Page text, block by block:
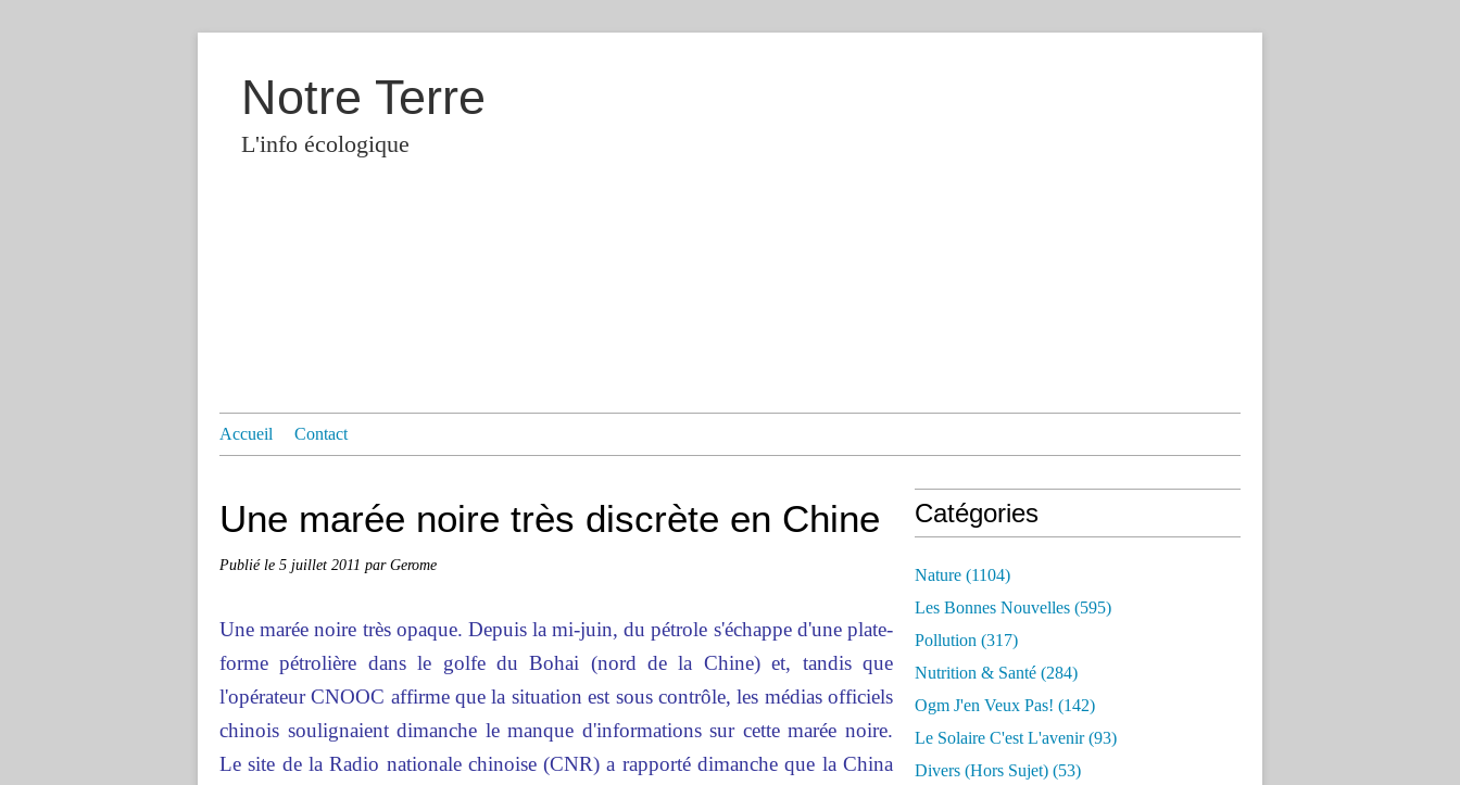
Notre Terre
L'info écologique
Accueil Contact
Une marée noire très discrète en Chine
Publié le 5 juillet 2011 par Gerome
Une marée noire très opaque. Depuis la mi-juin, du pétrole s'échappe d'une plate-
forme pétrolière dans le golfe du Bohai (nord de la Chine) et, tandis que
l'opérateur CNOOC affirme que la situation est sous contrôle, les médias officiels
chinois soulignaient dimanche le manque d'informations sur cette marée noire.
Le site de la Radio nationale chinoise (CNR) a rapporté dimanche que la China
Catégories
Nature (1104)
Les Bonnes Nouvelles (595)
Pollution (317)
Nutrition & Santé (284)
Ogm J'en Veux Pas! (142)
Le Solaire C'est L'avenir(93)
Divers (hors Sujet) (53)